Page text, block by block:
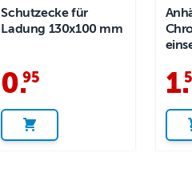
Schutzecke für
Ladung 130x100 mm
0.
95 1.